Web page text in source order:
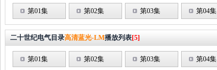
第01集 第02集 第03集 第04集
二十世纪电气目录高清蓝光-LM播放列表[5]
第01集 第02集 第03集 第04集